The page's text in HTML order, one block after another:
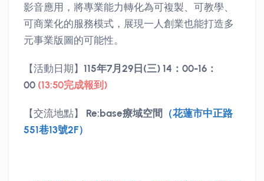
影音應用，將專業能力轉化為可複製、可教學、
可商業化的服務模式，展現一人創業也能打造多
元事業版圖的可能性。
【活動日期】 115年7月29日(三) 14：00-16：
00 (13:50完成報到)
【交流地點】 Re:base療域空間 （花蓮市中正路
551巷13號2F）